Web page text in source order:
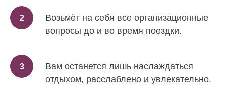
Возьмёт на себя все организационные
вопросы до и во время поездки.
Вам останется лишь наслаждаться
отдыхом, расслаблено и увлекательно.